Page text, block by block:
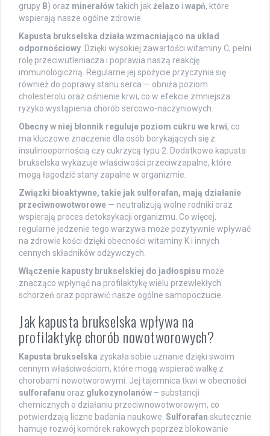
grupy B) oraz minerałówtakich jak żelazo i wapń, które
wspierają nasze ogólne zdrowie.
Kapusta brukselska działa wzmacniająco na układ
odpornościowy . Dzięki wysokiej zawartości witaminy C, pełni
rolę przeciwutleniacza i poprawia naszą reakcję
immunologiczną. Regularne jej spożycie przyczynia się
również do poprawy stanu serca — obniża poziom
cholesterolu oraz ciśnienie krwi, co w efekcie zmniejsza
ryzyko wystąpienia chorób sercowo-naczyniowych.
Obecny w niej błonnik reguluje poziom cukru we krwi, co
ma kluczowe znaczenie dla osób borykających się z
insulinoopornością czy cukrzycą typu 2. Dodatkowo kapusta
brukselska wykazuje właściwości przeciwzapalne, które
mogą łagodzić stany zapalne w organizmie.
Związki bioaktywne, takie jak sulforafan, mają działanie
przeciwnowotworowe — neutralizują wolne rodniki oraz
wspierają proces detoksykacji organizmu. Co więcej,
regularne jedzenie tego warzywa może pozytywnie wpływać
na zdrowie kości dzięki obecności witaminy K i innych
cennych składników odżywczych.
Włączenie kapusty brukselskiej do jadłospisu może
znacząco wpłynąć na profilaktykę wielu przewlekłych
schorzeń oraz poprawić nasze ogólne samopoczucie.
Jak kapusta brukselska wpływa na
profilaktykę chorób nowotworowych?
Kapusta brukselska zyskała sobie uznanie dzięki swoim
cennym właściwościom, które mogą wspierać walkę z
chorobami nowotworowymi. Jej tajemnica tkwi w obecności
sulforafanu oraz glukozynolanów – substancji
chemicznych o działaniu przeciwnowotworowym, co
potwierdzają liczne badania naukowe. Sulforafan skutecznie
hamuje rozwój komórek rakowych poprzez blokowanie